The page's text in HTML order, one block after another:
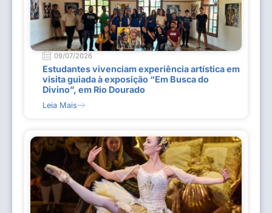
09/07/2026
Estudantes vivenciam experiência artística em
visita guiada à exposição “Em Busca do
Divino”, em Rio Dourado
Leia Mais